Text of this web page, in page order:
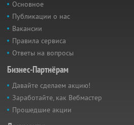
Основное
Публикации о нас
Вакансии
Правила сервиса
Ответы на вопросы
Бизнес-Партнёрам
Давайте сделаем акцию!
Заработайте, как Вебмастер
Прошедшие акции